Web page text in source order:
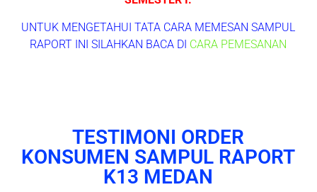
UNTUK MENGETAHUI TATA CARA MEMESAN SAMPUL
RAPORT INI SILAHKAN BACA DI CARA PEMESANAN
TESTIMONI ORDER
KONSUMEN SAMPUL RAPORT
K13 MEDAN